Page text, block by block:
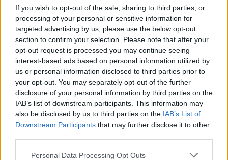
If you wish to opt-out of the sale, sharing to third parties, or
processing of your personal or sensitive information for
targeted advertising by us, please use the below opt-out
section to confirm your selection. Please note that after your
opt-out request is processed you may continue seeing
interest-based ads based on personal information utilized by
us or personal information disclosed to third parties prior to
your opt-out. You may separately opt-out of the further
disclosure of your personal information by third parties on the
IAB’s list of downstream participants. This information may
also be disclosed by us to third parties on the IAB’s List of
Downstream Participants that may further disclose it to other
Personal Data Processing Opt Outs